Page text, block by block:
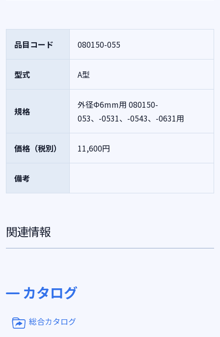
品目コード 080150-055
型式 A型
規格
外径Φ6mm用 080150-
053、-0531、-0543、-0631用
価格（税別） 11,600円
備考
関連情報
カタログ
総合カタログ